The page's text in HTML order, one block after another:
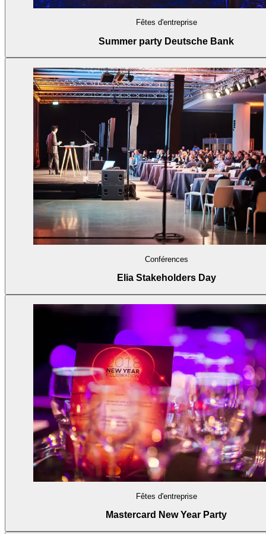
Fêtes d'entreprise
Summer party Deutsche Bank
Conférences
Elia Stakeholders Day
Fêtes d'entreprise
Mastercard New Year Party